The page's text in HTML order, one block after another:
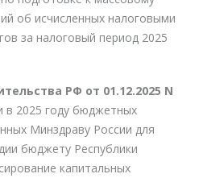
об исчисленных налоговыми
за налоговый период 2025
РФ от 01.12.2025 N
в 2025 году бюджетных
Минздраву России для
бюджету Республики
капитальных